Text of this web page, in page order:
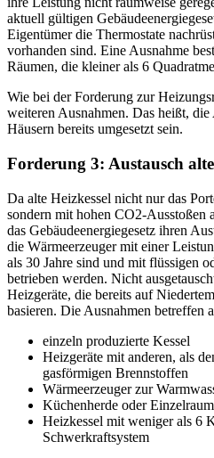
aktuell gültigen
Eigentümer die Thermostate
vorhanden sind. Eine Ausnahme
Räumen, die kleiner als 6
Wie bei der Forderung zur
weiteren Ausnahmen. Das heißt,
Häusern bereits umgesetzt sein.
Forderung 3: Austausch
Da alte Heizkessel nicht nur das
sondern mit hohen CO2-Ausstoßen
das Gebäudeenergiegesetz ihren
die Wärmeerzeuger mit einer
als 30 Jahre sind und mit flüssigen
betrieben werden. Nicht
Heizgeräte, die bereits auf
basieren. Die Ausnahmen betreffen
einzeln produzierte Kessel
Heizgeräte mit anderen, als
gasförmigen Brennstoffen
Wärmeerzeuger zur
Küchenherde oder
Heizkessel mit weniger als 6
Schwerkraftsystem